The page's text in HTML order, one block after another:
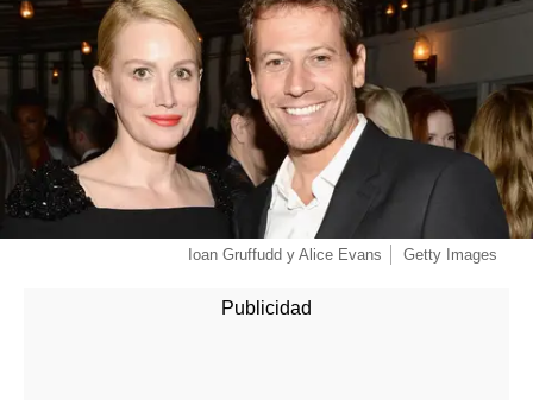
Ioan Gruffudd y Alice Evans Getty Images